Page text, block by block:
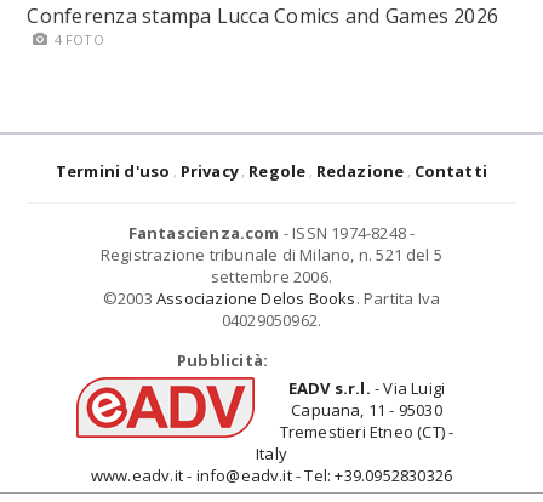
Conferenza stampa Lucca Comics and Games 2026
4 FOTO
Termini d'uso Privacy Regole Redazione Contatti
Fantascienza.com - ISSN 1974-8248 -
Registrazione tribunale di Milano, n. 521 del 5
settembre 2006.
©2003 Associazione Delos Books. Partita Iva
04029050962.
Pubblicità:
EADV s.r.l. - Via Luigi
Capuana, 11 - 95030
Tremestieri Etneo (CT) -
Italy
www.eadv.it - info@eadv.it - Tel: +39.0952830326